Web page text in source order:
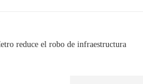
reduce el robo de infraestructura